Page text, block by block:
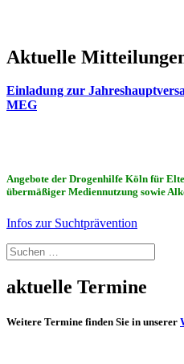
Aktuelle
Einladung zur
MEG
Angebote der Drogenhilfe Köln für
übermäßiger Mediennutzung sowie
Infos zur Suchtprävention
Suchen
nach:
aktuelle Termine
Weitere Termine finden Sie in unserer